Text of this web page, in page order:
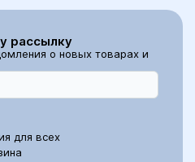
рассылку
о новых товарах и
для всех